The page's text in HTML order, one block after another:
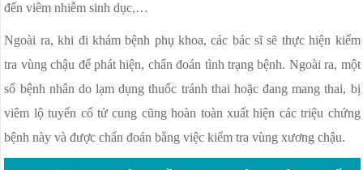
đến viêm nhiễm sinh dục,…
Ngoài ra, khi đi khám bệnh phụ khoa, các bác sĩ sẽ thực hiện kiểm
tra vùng chậu để phát hiện, chẩn đoán tình trạng bệnh. Ngoài ra, một
số bệnh nhân do lạm dụng thuốc tránh thai hoặc đang mang thai, bị
viêm lộ tuyến cổ tử cung cũng hoàn toàn xuất hiện các triệu chứng
bệnh này và được chẩn đoán bằng việc kiểm tra vùng xương chậu.